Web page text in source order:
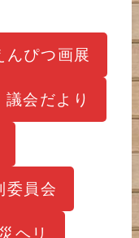
んぴつ画展
議会だより
委員会
ヘリ